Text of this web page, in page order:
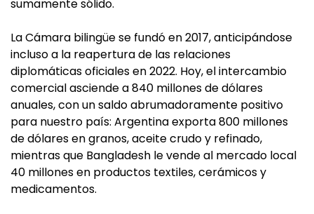
sumamente sólido.
La Cámara bilingüe se fundó en 2017, anticipándose
incluso a la reapertura de las relaciones
diplomáticas oficiales en 2022. Hoy, el intercambio
comercial asciende a 840 millones de dólares
anuales, con un saldo abrumadoramente positivo
para nuestro país: Argentina exporta 800 millones
de dólares en granos, aceite crudo y refinado,
mientras que Bangladesh le vende al mercado local
40 millones en productos textiles, cerámicos y
medicamentos.